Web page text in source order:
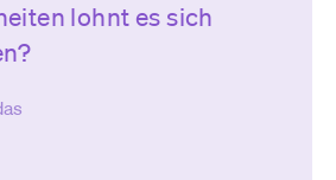
lohnt es sich